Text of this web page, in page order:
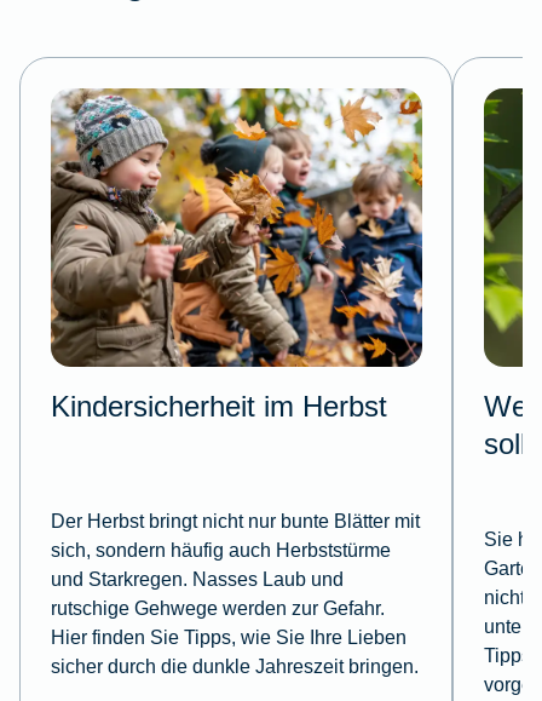
Kindersicherheit im Herbst
Der Herbst bringt nicht nur bunte Blätter mit
sich, sondern häufig auch Herbststürme
und Starkregen. Nasses Laub und
rutschige Gehwege werden zur Gefahr.
Hier finden Sie Tipps, wie Sie Ihre Lieben
sicher durch die dunkle Jahreszeit bringen.
Sie
nicht,
Tipps,